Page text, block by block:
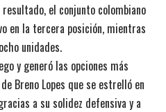
resultado, el conjunto colombiano
en la tercera posición, mientras
unidades.
y generó las opciones más
Breno Lopes que se estrelló en
a su solidez defensiva y a